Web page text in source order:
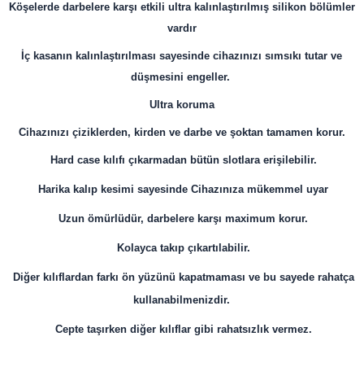
Köşelerde darbelere karşı etkili ultra kalınlaştırılmış silikon bölümler
vardır
İç kasanın kalınlaştırılması sayesinde cihazınızı sımsıkı tutar ve
düşmesini engeller.
Ultra koruma
Cihazınızı çiziklerden, kirden ve darbe ve şoktan tamamen korur.
Hard case kılıfı çıkarmadan bütün slotlara erişilebilir.
Harika kalıp kesimi sayesinde Cihazınıza mükemmel uyar
Uzun ömürlüdür, darbelere karşı maximum korur.
Kolayca takıp çıkartılabilir.
Diğer kılıflardan farkı ön yüzünü kapatmaması ve bu sayede rahatça
kullanabilmenizdir.
Cepte taşırken diğer kılıflar gibi rahatsızlık vermez.